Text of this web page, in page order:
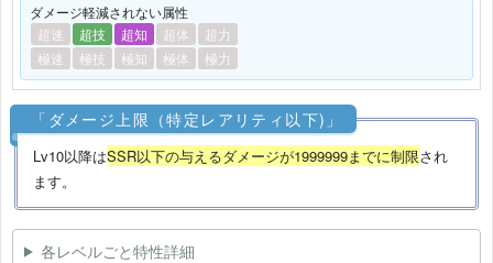
ダメージ軽減されない属性
超速
超技 超知 超体
超力
極速
極技 極知 極体 極力
「ダメージ上限（特定レアリティ以下)」
Lv10以降はSSR以下の与えるダメージが1999999までに制限され
ます。
各レベルごと特性詳細